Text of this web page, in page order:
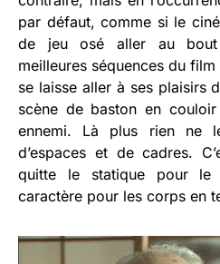
par défaut, comme si le
de jeu osé aller au
meilleures séquences du
se laisse aller à ses plaisirs
scène de baston en
ennemi. Là plus rien ne
d’espaces et de cadres.
quitte le statique pour le
caractère pour les corps en